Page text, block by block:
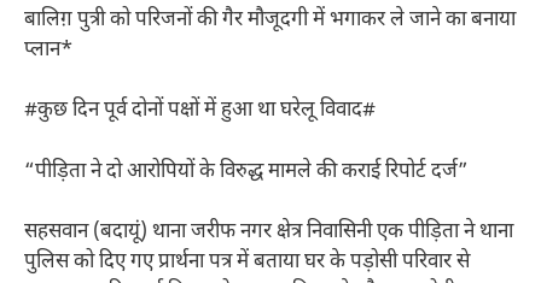
बालिग़ पुत्री को परिजनों की गैर मौजूदगी में भगाकर ले जाने का बनाया
प्लान*
#कुछ दिन पूर्व दोनों पक्षों में हुआ था घरेलू विवाद#
“पीड़िता ने दो आरोपियों के विरुद्ध मामले की कराई रिपोर्ट दर्ज”
सहसवान (बदायूं) थाना जरीफ नगर क्षेत्र निवासिनी एक पीड़िता ने थाना
पुलिस को दिए गए प्रार्थना पत्र में बताया घर के पड़ोसी परिवार से